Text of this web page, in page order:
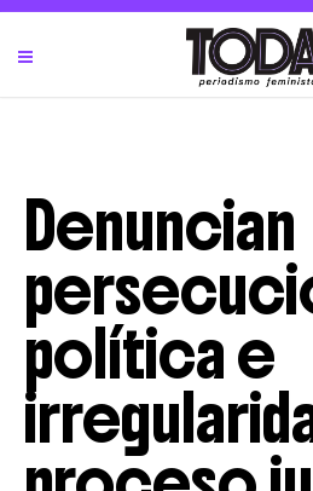
Denuncian
política e